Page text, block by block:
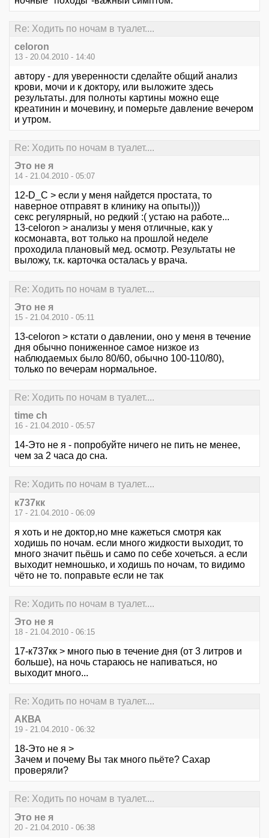
Re: Ходить по ночам в туалет....
celoron
13 - 20.04.2010 - 14:40
автору - для уверенности сделайте общий анализ
крови, мочи и к доктору, или выложите здесь
результаты. для полноты картины можно еще
креатинин и мочевину, и померьте давление вечером
и утром.
Re: Ходить по ночам в туалет....
Это не я
14 - 21.04.2010 - 05:07
12-D_C > если у меня найдется простата, то
наверное отправят в клинику на опыты)))
секс регулярный, но редкий :( устаю на работе...
13-celoron > анализы у меня отличные, как у
космонавта, вот только на прошлой неделе
проходила плановый мед. осмотр. Результаты не
выложу, т.к. карточка осталась у врача.
Re: Ходить по ночам в туалет....
Это не я
15 - 21.04.2010 - 05:11
13-celoron > кстати о давлении, оно у меня в течение
дня обычно пониженное самое низкое из
наблюдаемых было 80/60, обычно 100-110/80),
только по вечерам нормальное.
Re: Ходить по ночам в туалет....
time ch
16 - 21.04.2010 - 05:57
14-Это не я - попробуйте ничего не пить не менее,
чем за 2 часа до сна.
Re: Ходить по ночам в туалет....
к737кк
17 - 21.04.2010 - 06:09
я хоть и не доктор,но мне кажеться смотря как
ходишь по ночам. если много жидкости выходит, то
много значит пьёшь и само по себе хочеться. а если
выходит немношько, и ходишь по ночам, то видимо
чёто не то. поправьте если не так
Re: Ходить по ночам в туалет....
Это не я
18 - 21.04.2010 - 06:15
17-к737кк > много пью в течение дня (от 3 литров и
больше), на ночь стараюсь не напиваться, но
выходит много...
Re: Ходить по ночам в туалет....
АКВА
19 - 21.04.2010 - 06:32
18-Это не я >
Зачем и почему Вы так много пьёте? Сахар
проверяли?
Re: Ходить по ночам в туалет....
Это не я
20 - 21.04.2010 - 06:38